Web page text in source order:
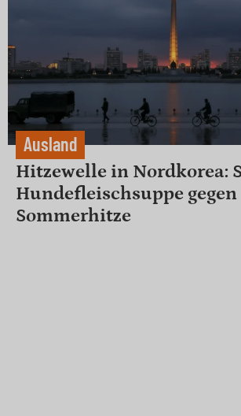
Ausland
Hitzewelle in Nordkorea:
Hundefleischsuppe gegen
Sommerhitze